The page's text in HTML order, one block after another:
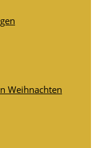
Weihnachten